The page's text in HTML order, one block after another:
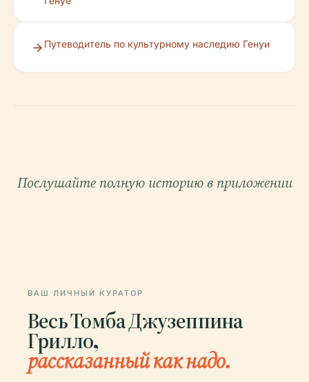
Путеводитель по культурному наследию Генуи
Послушайте полную историю в приложении
ВАШ ЛИЧНЫЙ КУРАТОР
Весь Томба Джузеппина
Грилло,
рассказанный как надо.